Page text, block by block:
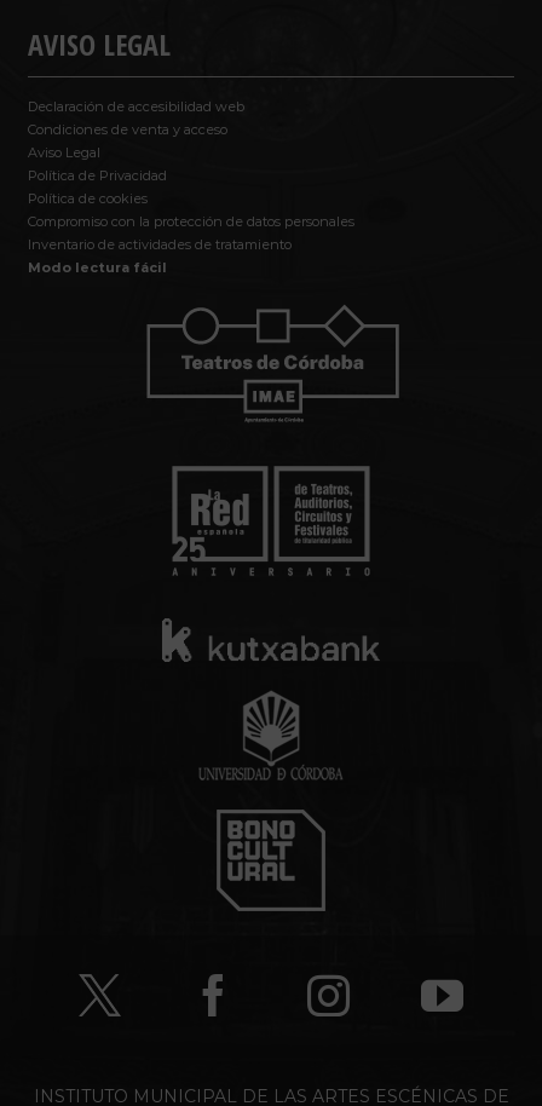
AVISO LEGAL
Declaración de accesibilidad web
Condiciones de venta y acceso
Aviso Legal
Política de Privacidad
Política de cookies
Compromiso con la protección de datos personales
Inventario de actividades de tratamiento
Modo lectura fácil
INSTITUTO MUNICIPAL DE LAS ARTES ESCÉNICAS DE